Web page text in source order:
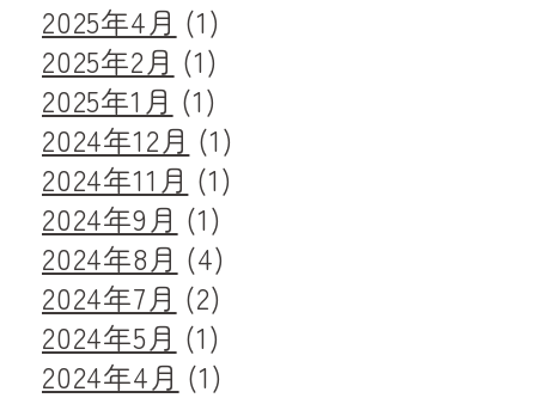
2025年4月 (1)
2025年2月 (1)
2025年1月 (1)
2024年12月 (1)
2024年11月 (1)
2024年9月 (1)
2024年8月 (4)
2024年7月 (2)
2024年5月 (1)
2024年4月 (1)